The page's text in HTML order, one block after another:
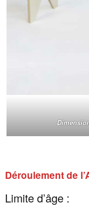
Déroulement de
Limite d’âge :